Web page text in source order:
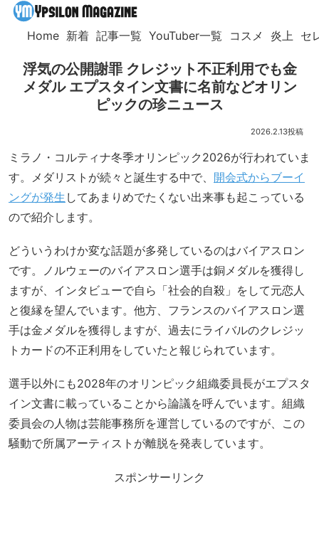
Home 新着 記事一覧 YouTuber一覧 コスメ 炎上 セ
浮気の公開謝罪 クレジット不正利用でも金
メダル エプスタイン文書に名前などオリン
ピックの珍ニュース
2026.2.13
ミラノ・コルティナ冬季オリンピック2026が行われていま
す。メダリストが続々と誕生する中で、 開会式からブーイ
ングが発生 してあまりめでたくない出来事も起こっている
ので紹介します。
どういうわけか変な話題が多発しているのはバイアスロン
です。ノルウェーのバイアスロン選手は銅メダルを獲得し
ますが、インタビューで自ら「社会的自殺」をして元恋人
と復縁を望んでいます。他方、フランスのバイアスロン選
手は金メダルを獲得しますが、過去にライバルのクレジッ
トカードの不正利用をしていたと報じられています。
選手以外にも2028年のオリンピック組織委員長がエプスタ
イン文書に載っていることから論議を呼んでいます。組織
委員会の人物は芸能事務所を運営しているのですが、この
騒動で所属アーティストが離脱を発表しています。
スポンサーリンク